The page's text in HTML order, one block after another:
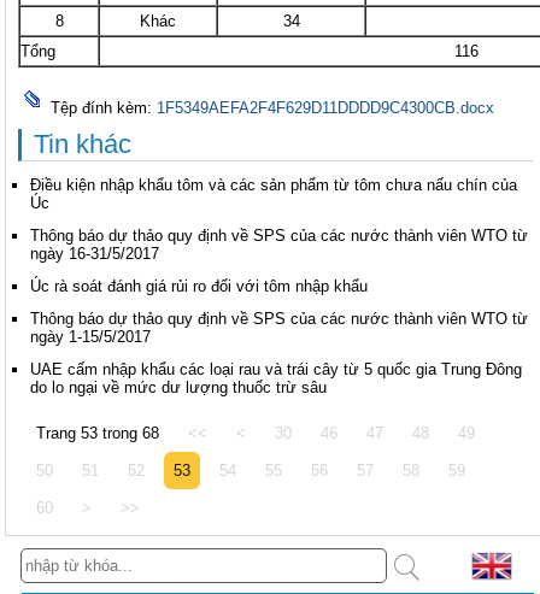
8 Khác
34
Tổng
116
Tệp đính kèm: 1F5349AEFA2F4F629D11DDDD9C4300CB.docx
Tin khác
Điều kiện nhập khẩu tôm và các sản phẩm từ tôm chưa nấu chín của
Úc
Thông báo dự thảo quy định về SPS của các nước thành viên WTO từ
ngày 16-31/5/2017
Úc rà soát đánh giá rủi ro đối với tôm nhập khẩu
Thông báo dự thảo quy định về SPS của các nước thành viên WTO từ
ngày 1-15/5/2017
UAE cấm nhập khẩu các loại rau và trái cây từ 5 quốc gia Trung Đông
do lo ngại về mức dư lượng thuốc trừ sâu
Trang 53 trong 68 << < 30 46 47 48 49
50 51 52 53 54 55 56 57 58 59
60 > >>